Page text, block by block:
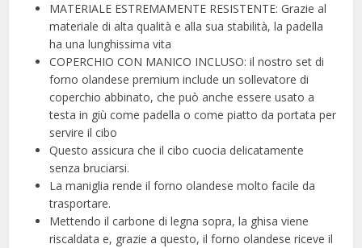
MATERIALE ESTREMAMENTE RESISTENTE: Grazie al
materiale di alta qualità e alla sua stabilità, la padella
ha una lunghissima vita
COPERCHIO CON MANICO INCLUSO: il nostro set di
forno olandese premium include un sollevatore di
coperchio abbinato, che può anche essere usato a
testa in giù come padella o come piatto da portata per
servire il cibo
Questo assicura che il cibo cuocia delicatamente
senza bruciarsi.
La maniglia rende il forno olandese molto facile da
trasportare.
Mettendo il carbone di legna sopra, la ghisa viene
riscaldata e, grazie a questo, il forno olandese riceve il